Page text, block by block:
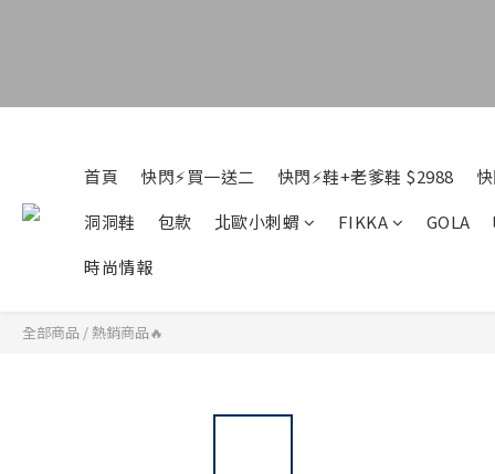
首頁 快閃⚡買一送二 快閃⚡鞋+老爹鞋 $2988
洞洞鞋
包款 北歐小刺蝟 FIKKA GOLA
時尚情報
全部商品 /熱銷商品🔥